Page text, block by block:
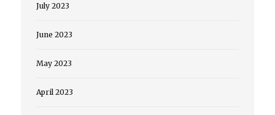
July 2023
June 2023
May 2023
April 2023